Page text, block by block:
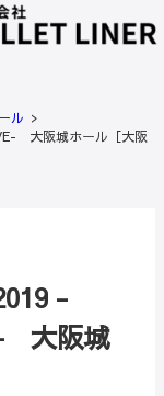
ル
大阪城ホール［大阪
-
大阪城